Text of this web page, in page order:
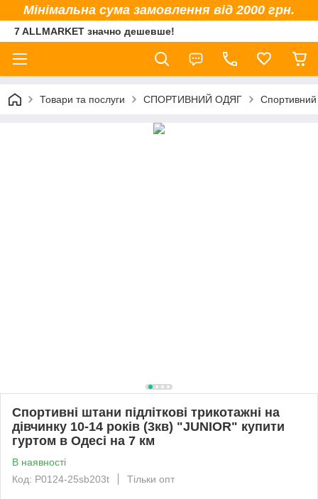
Мінімальна сума замовлення від 2000 грн.
7 ALLMARKET значно дешевше!
Товари та послуги СПОРТИВНИЙ ОДЯГ Спортивний
Спортивні штани підліткові трикотажні на
дівчинку 10-14 років (3кв) "JUNIOR" купити
гуртом в Одесі на 7 км
В наявності
Код: P0124-25sb203t
Тільки опт